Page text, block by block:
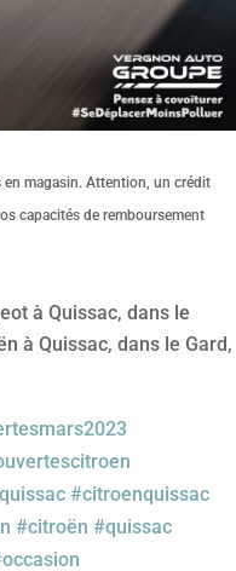
magasin. Attention, un crédit
capacités de remboursement
#citroenquissac
#citroën #quissac